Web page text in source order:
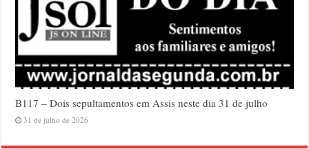
B117 – Dois sepultamentos em Assis neste dia 31 de julho
31 de julho de 2026